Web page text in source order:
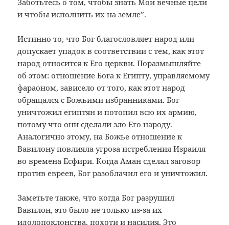
и чтобы исполнить их на земле”.
Истинно то, что Бог благословляет народ или
допускает упадок в соответствии с тем, как этот
народ относится к Его церкви. Поразмышляйте
об этом: отношение Бога к Египту, управляемому
фараоном, зависело от того, как этот народ
обращался с Божьими избранниками. Бог
уничтожил египтян и потопил всю их армию,
потому что они сделали зло Его народу.
Аналогично этому, на Божье отношение к
Вавилону повлияла угроза истребления Израиля
во времена Есфири. Когда Аман сделал заговор
против евреев, Бог разоблачил его и уничтожил.
Заметьте также, что когда Бог разрушил
Вавилон, это было не только из-за их
идолопоклонства, похоти и насилия. Это